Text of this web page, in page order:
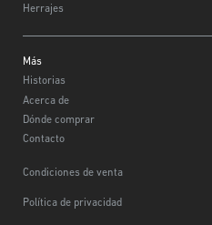
Herrajes
Más
Historias
Acerca de
Dónde comprar
Contacto
Condiciones de venta
Política de privacidad